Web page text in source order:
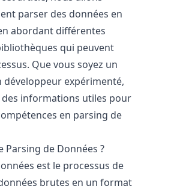
parser des données en
abordant différentes
qui peuvent
Que vous soyez un
expérimenté,
informations utiles pour
en parsing de
Parsing de Données ?
est le processus de
brutes en un format